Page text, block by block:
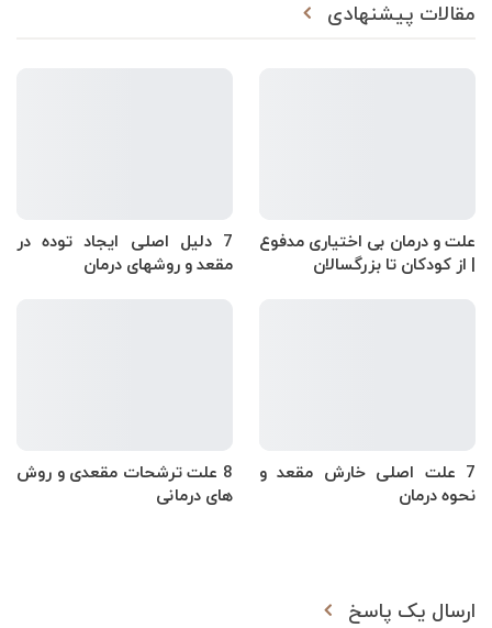
مقالات پیشنهادی
علت و درمان بی اختیاری مدفوع
| از کودکان تا بزرگسالان
7 دلیل اصلی ایجاد توده در
مقعد و روشهای درمان
7 علت اصلی خارش مقعد و
نحوه درمان
8 علت ترشحات مقعدی و روش
های درمانی
ارسال یک پاسخ